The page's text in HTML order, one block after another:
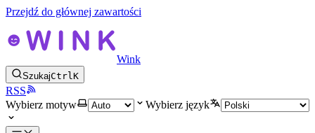
Przejdź do głównej zawartości
Wink
SzukajCtrlK
RSS
Wybierz motyw
Wybierz język